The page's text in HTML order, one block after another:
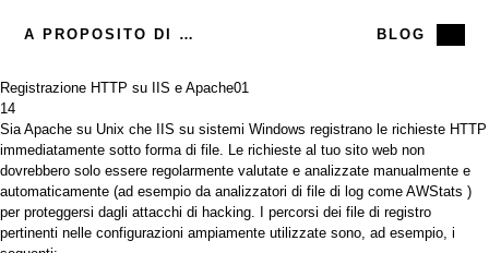
A PROPOSITO DI ME BLOG
Registrazione HTTP su IIS e Apache01
14
Sia Apache su Unix che IIS su sistemi Windows registrano le richieste HTTP
immediatamente sotto forma di file. Le richieste al tuo sito web non
dovrebbero solo essere regolarmente valutate e analizzate manualmente e
automaticamente (ad esempio da analizzatori di file di log come AWStats )
per proteggersi dagli attacchi di hacking. I percorsi dei file di registro
pertinenti nelle configurazioni ampiamente utilizzate sono, ad esempio, i